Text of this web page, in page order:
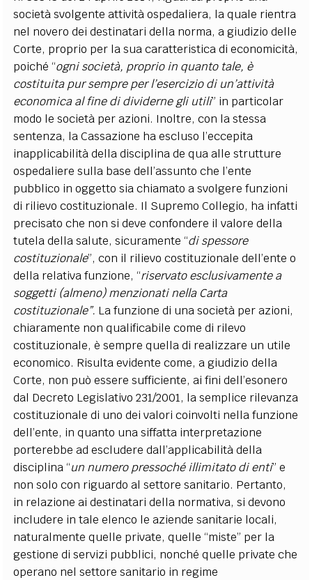
società svolgente attività ospedaliera, la quale rientra
nel novero dei destinatari della norma, a giudizio delle
Corte, proprio per la sua caratteristica di economicità,
poiché “ogni società, proprio in quanto tale, è
costituita pur sempre per l’esercizio di un’attività
economica al fine di dividerne gli utili” in particolar
modo le società per azioni. Inoltre, con la stessa
sentenza, la Cassazione ha escluso l’eccepita
inapplicabilità della disciplina de qua alle strutture
ospedaliere sulla base dell’assunto che l’ente
pubblico in oggetto sia chiamato a svolgere funzioni
di rilievo costituzionale. Il Supremo Collegio, ha infatti
precisato che non si deve confondere il valore della
tutela della salute, sicuramente “di spessore
costituzionale”, con il rilievo costituzionale dell’ente o
della relativa funzione, “riservato esclusivamente a
soggetti (almeno) menzionati nella Carta
costituzionale”. La funzione di una società per azioni,
chiaramente non qualificabile come di rilevo
costituzionale, è sempre quella di realizzare un utile
economico. Risulta evidente come, a giudizio della
Corte, non può essere sufficiente, ai fini dell’esonero
dal Decreto Legislativo 231/2001, la semplice rilevanza
costituzionale di uno dei valori coinvolti nella funzione
dell’ente, in quanto una siffatta interpretazione
porterebbe ad escludere dall’applicabilità della
disciplina “un numero pressoché illimitato di enti” e
non solo con riguardo al settore sanitario. Pertanto,
in relazione ai destinatari della normativa, si devono
includere in tale elenco le aziende sanitarie locali,
naturalmente quelle private, quelle “miste” per la
gestione di servizi pubblici, nonché quelle private che
operano nel settore sanitario in regime